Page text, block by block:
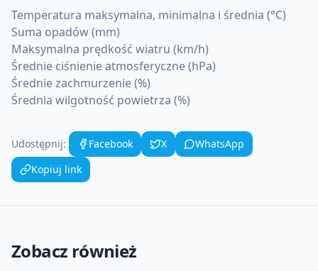
Temperatura maksymalna, minimalna i średnia (°C)
Suma opadów (mm)
Maksymalna prędkość wiatru (km/h)
Średnie ciśnienie atmosferyczne (hPa)
Średnie zachmurzenie (%)
Średnia wilgotność powietrza (%)
Udostępnij: Facebook X
WhatsApp
Kopiuj link
Zobacz również